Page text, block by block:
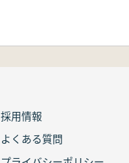
採用情報
よくある質問